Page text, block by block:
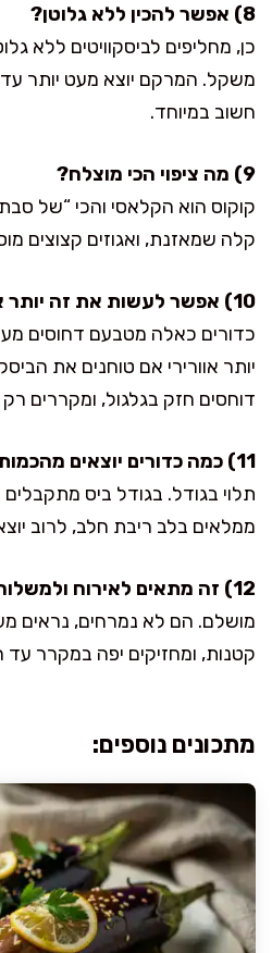
8) אפשר להכין ללא גלוטן?
כן, מחליפים לביסקוויטים ללא
משקל. המרקם יוצא מעט יותר
חשוב במיוחד.
9) מה ציפוי הכי מוצלח?
קוקוס הוא הקלאסי והכי “של
קלה שמאזנת, ואגוזים קצוצים
10) אפשר לעשות את זה יותר אוורירי?
כדורים כאלה מטבעם דחוסים
יותר אוורירי אם טוחנים את
דוחסים חזק בגלגול, ומקררים
11) כמה כדורים יוצאים מהכמות?
ממלאים בלב ריבת חלב, לרוב יוצאים
12) זה מתאים לאירוח ולמשלוח מנות?
מושלם. הם לא נמרחים, נראים
קטנות, ומחזיקים יפה במקרר
מתכונים נוספים: